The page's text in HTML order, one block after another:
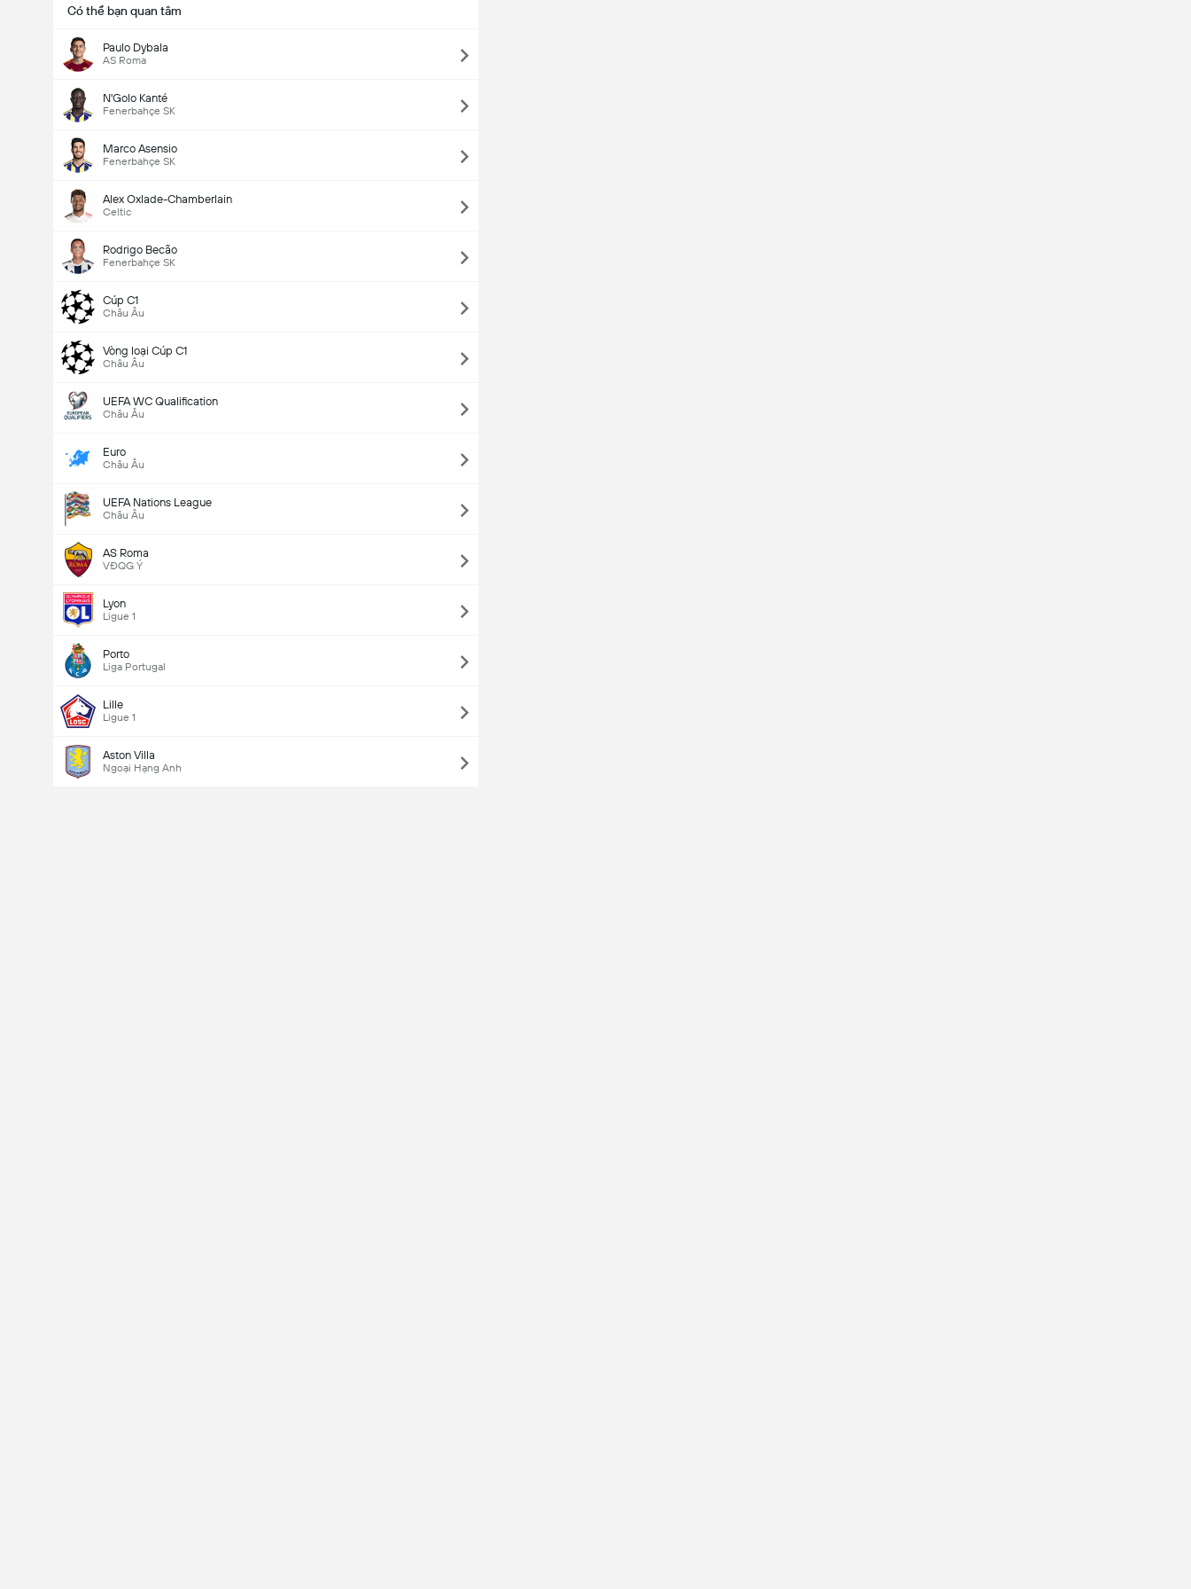
Có thể bạn quan tâm
Paulo Dybala
AS Roma
N'Golo Kanté
Fenerbahçe SK
Marco Asensio
Fenerbahçe SK
Alex Oxlade-Chamberlain
Celtic
Rodrigo Becão
Fenerbahçe SK
Cúp C1
Châu Âu
Vòng loại Cúp C1
Châu Âu
UEFA WC Qualification
Châu Âu
Euro
Châu Âu
UEFA Nations League
Châu Âu
AS Roma
VĐQG Ý
Lyon
Ligue 1
Porto
Liga Portugal
Lille
Ligue 1
Aston Villa
Ngoại Hạng Anh